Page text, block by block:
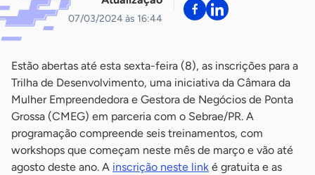
07/03/2024 às 16:44
Estão abertas até esta sexta-feira (8), as inscrições para a
Trilha de Desenvolvimento, uma iniciativa da Câmara da
Mulher Empreendedora e Gestora de Negócios de Ponta
Grossa (CMEG) em parceria com o Sebrae/PR. A
programação compreende seis treinamentos, com
workshops que começam neste mês de março e vão até
agosto deste ano. A inscrição neste link é gratuita e as